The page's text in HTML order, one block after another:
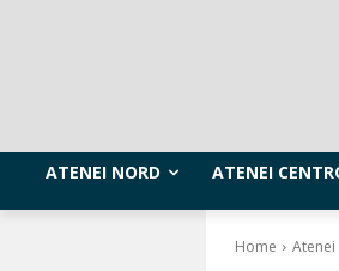
ATENEI NORD ATENEI
Home Atenei